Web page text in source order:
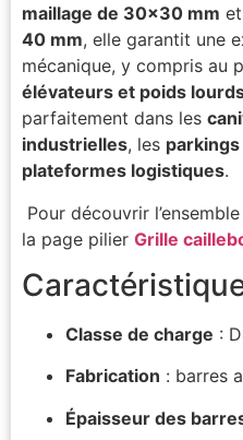
maillage de 30×30 mm
40 mm, elle garantit une
mécanique, y compris au
élévateurs et poids
parfaitement dans les
industrielles, les
plateformes logistiques.
Pour découvrir
la page pilier Grille
Classe de charge :
Fabrication : barres
Épaisseur des